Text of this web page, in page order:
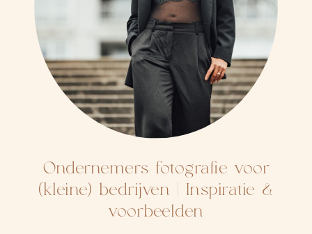
Ondernemers fotografie voor
(kleine) bedrijven | Inspiratie &
voorbeelden